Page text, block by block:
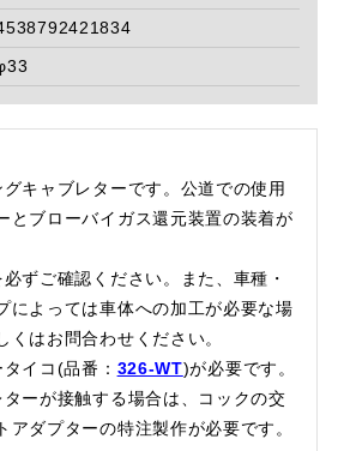
キャブレターです。公道での使用
とブローバイガス還元装置の装着が
ずご確認ください。また、車種・
によっては車体への加工が必要な場
くはお問合わせください。
イコ(品番： 326-WT)が必要です。
ーが接触する場合は、コックの交
アダプターの特注製作が必要です。